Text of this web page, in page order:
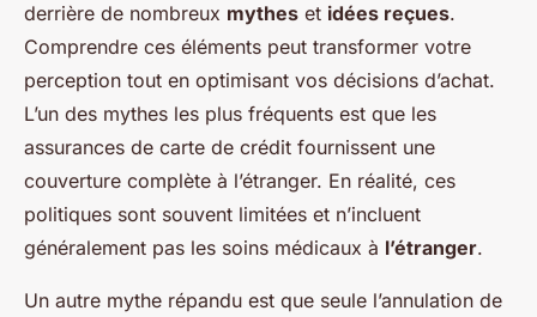
Nathan • 3 mars 2025 6 min de lecture
derrière de nombreux mythes et idées reçues.
Comprendre ces éléments peut transformer votre
perception tout en optimisant vos décisions d’achat.
L’un des mythes les plus fréquents est que les
assurances de carte de crédit fournissent une
couverture complète à l’étranger. En réalité, ces
politiques sont souvent limitées et n’incluent
généralement pas les soins médicaux à l’étranger.
Un autre mythe répandu est que seule l’annulation de